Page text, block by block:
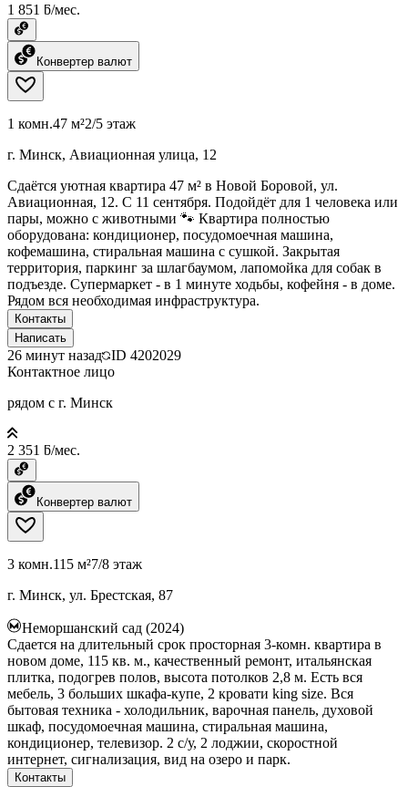
1 851 ƃ/мес.
Конвертер валют
1 комн.47 м²2/5 этаж
г. Минск, Авиационная улица, 12
Сдаётся уютная квартира 47 м² в Новой Боровой, ул.
Авиационная, 12. С 11 сентября. Подойдёт для 1 человека или
пары, можно с животными 🐾 Квартира полностью
оборудована: кондиционер, посудомоечная машина,
кофемашина, стиральная машина с сушкой. Закрытая
территория, паркинг за шлагбаумом, лапомойка для собак в
подъезде. Супермаркет - в 1 минуте ходьбы, кофейня - в доме.
Рядом вся необходимая инфраструктура.
Контакты
Написать
26 минут назад ID 4202029
Контактное лицо
рядом с г. Минск
2 351 ƃ/мес.
Конвертер валют
3 комн.115 м²7/8 этаж
г. Минск, ул. Брестская, 87
Неморшанский сад (2024)
Сдается на длительный срок просторная 3-комн. квартира в
новом доме, 115 кв. м., качественный ремонт, итальянская
плитка, подогрев полов, высота потолков 2,8 м. Есть вся
мебель, 3 больших шкафа-купе, 2 кровати king size. Вся
бытовая техника - холодильник, варочная панель, духовой
шкаф, посудомоечная машина, стиральная машина,
кондиционер, телевизор. 2 с/у, 2 лоджии, скоростной
интернет, сигнализация, вид на озеро и парк.
Контакты